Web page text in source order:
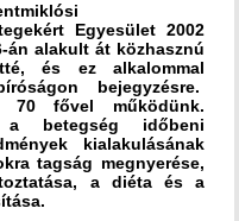
Egyesület 2002
án alakult át közhasznú
és ez alkalommal
bejegyzésre.
70 fővel működünk.
a betegség időbeni
kialakulásának
tagság megnyerése,
a diéta és a